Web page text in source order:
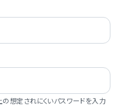
想定されにくいパスワードを入力